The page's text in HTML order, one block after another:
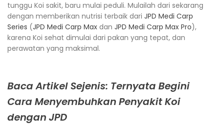
tunggu Koi sakit, baru mulai peduli. Mulailah dari sekarang
dengan memberikan nutrisi terbaik dari JPD Medi Carp
Series (JPD Medi Carp Max dan JPD Medi Carp Max Pro),
karena Koi sehat dimulai dari pakan yang tepat, dan
perawatan yang maksimal.
Baca Artikel Sejenis: Ternyata Begini
Cara Menyembuhkan Penyakit Koi
dengan JPD